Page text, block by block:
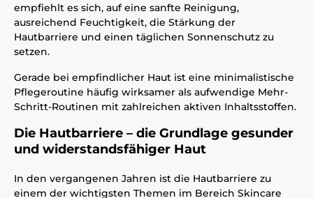
empfiehlt es sich, auf eine sanfte Reinigung,
ausreichend Feuchtigkeit, die Stärkung der
Hautbarriere und einen täglichen Sonnenschutz zu
setzen.
Gerade bei empfindlicher Haut ist eine minimalistische
Pflegeroutine häufig wirksamer als aufwendige Mehr-
Schritt-Routinen mit zahlreichen aktiven Inhaltsstoffen.
Die Hautbarriere – die Grundlage gesunder
und widerstandsfähiger Haut
In den vergangenen Jahren ist die Hautbarriere zu
einem der wichtigsten Themen im Bereich Skincare